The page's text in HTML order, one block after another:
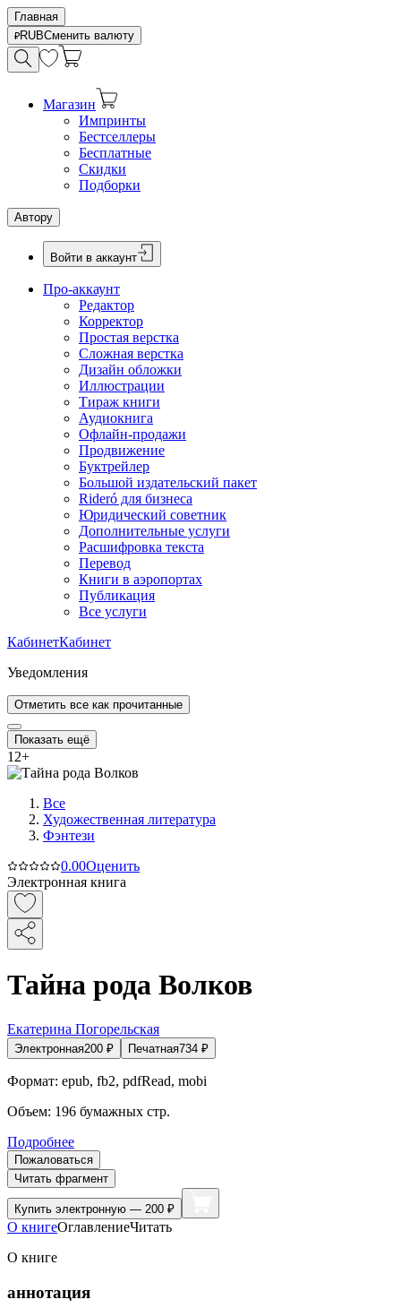
Главная
RUBСменить валюту
Магазин
Импринты
Бестселлеры
Бесплатные
Скидки
Подборки
Автору
Войти в аккаунт
Про-аккаунт
Редактор
Корректор
Простая верстка
Сложная верстка
Дизайн обложки
Иллюстрации
Тираж книги
Аудиокнига
Офлайн-продажи
Продвижение
Буктрейлер
Большой издательский пакет
Rideró для бизнеса
Юридический советник
Дополнительные услуги
Расшифровка текста
Перевод
Книги в аэропортах
Публикация
Все услуги
КабинетКабинет
Уведомления
Отметить все как прочитанные
Показать ещё
12+
Все
Художественная литература
Фэнтези
0.00Оценить
Электронная книга
Тайна рода Волков
Екатерина Погорельская
Электронная200 ₽ Печатная734 ₽
Формат: epub, fb2, pdfRead, mobi
Объем: 196 бумажных стр.
Подробнее
Пожаловаться
Читать фрагмент
Купить электронную — 200 ₽
О книгеОглавлениеЧитать
О книге
аннотация